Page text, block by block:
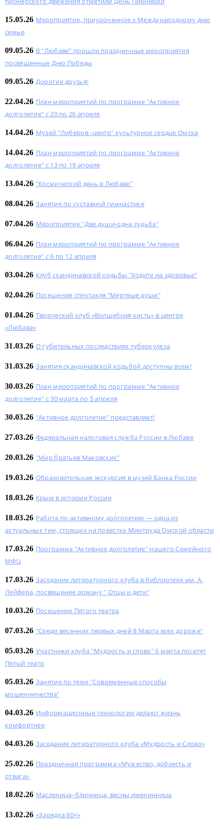
15.05.26 Мероприятие, приуроченное к Международному дню
семьи
09.05.26 В "Любаве" прошли праздничные мероприятия
посвященные Дню Победы
09.05.26 Дорогие друзья!
22.04.26 План мероприятий по программе "Активное
долголетие" с 20 по 26 апреля
14.04.26 Музей "Либеров -центр" культурное сердце Омска
14.04.26 План мероприятий по программе "Активное
долголетие" с 13 по 19 апреля
13.04.26 "Космический день в Любаве"
08.04.26 Занятие по суставной гимнастике
07.04.26 Мероприятие "Две души-одна судьба"
06.04.26 План мероприятий по программе "Активное
долголетие" с 6 по 12 апреля
03.04.26 Клуб скандинавской ходьбы "Ходите на здоровье"
02.04.26 Посещение спектакля "Мёртвые души"
01.04.26 Творческий клуб «Волшебная кисть» в центре
«Любава»
31.03.26 О губительных последствиях туберкулеза
31.03.26 Занятия скандинавской ходьбой доступны всем!
30.03.26 План мероприятий по программе "Активное
долголетие" с 30 марта по 5 апреля
30.03.26 "Активное долголетие" представляет!
27.03.26 Федеральная налоговая служба России в Любаве
20.03.26 "Мир братьев Маковских"
19.03.26 Образовательная экскурсия в музей Банка России
18.03.26 Крым в истории России
18.03.26 Работа по активному долголетию — одна из
актуальных тем, стоящих на повестке Минтруда Омской области
17.03.26 Программа "Активное долголетие" нашего Семейного
МФЦ
17.03.26 Заседание литературного клуба в библиотеке им. А.
Лейфера, посвящение роману " Отцы и дети"
10.03.26 Посещение Пятого театра
07.03.26 "Среди весенних первых дней 8 Марта всех дороже"
05.03.26 Участники клуба "Мудрость и слово" 6 марта посетят
Пятый театр
05.03.26 Занятие по теме "Современные способы
мошенничества"
04.03.26 Информационные технологии делают жизнь
комфортнее
04.03.26 Заседание литературного клуба «Мудрость и Cлово»
25.02.26 Праздничная программа «Мужество, доблесть и
отвага»
18.02.26 Масленица–блинница, весны именинница
13.02.26 «Зарядка 80+»